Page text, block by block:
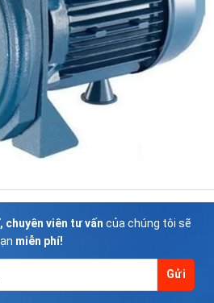
chuyên viên tư vấn của chúng tôi sẽ
miễn phí!